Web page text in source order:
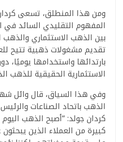
ومن هذا المنطلق، تسعى
المفهوم التقليدي السائد
بين الذهب الاستثماري والذهب
تقديم مشغولات ذهبية تتيح
بارتدائها واستخدامها يوميًا،
الاستثمارية الحقيقية للذهب
وفي هذا السياق، قال وائل
الذهب باتحاد الصناعات
كردان جولد: “أصبح الذهب اليوم
كبيرة من العملاء الذين